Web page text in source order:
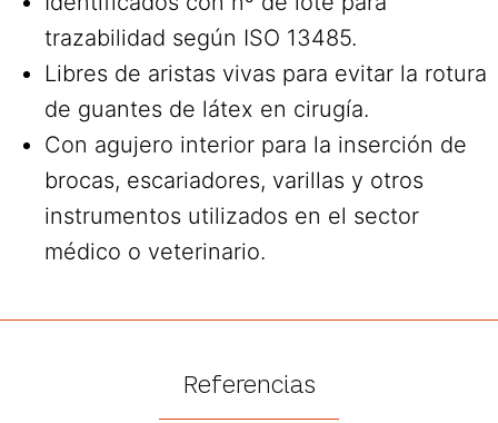
trazabilidad según ISO 13485.
Libres de aristas vivas para evitar la rotura
de guantes de látex en cirugía.
Con agujero interior para la inserción de
brocas, escariadores, varillas y otros
instrumentos utilizados en el sector
médico o veterinario.
Referencias